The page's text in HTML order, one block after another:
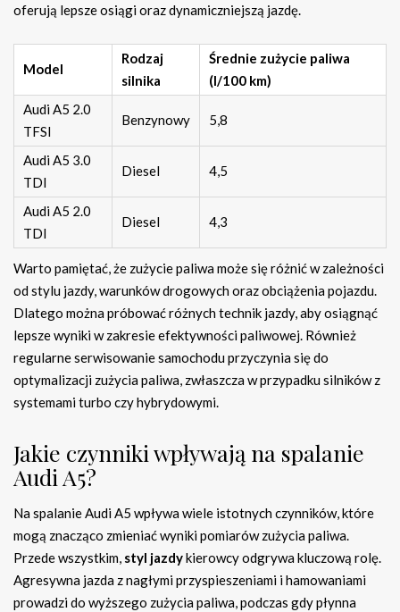
oferują lepsze osiągi oraz dynamiczniejszą jazdę.
Model
Rodzaj
silnika
Średnie zużycie paliwa
(l/100 km)
Audi A5 2.0
TFSI
Benzynowy 5,8
Audi A5 3.0
TDI
Diesel 4,5
Audi A5 2.0
TDI
Diesel 4,3
Warto pamiętać, że zużycie paliwa może się różnić w zależności
od stylu jazdy, warunków drogowych oraz obciążenia pojazdu.
Dlatego można próbować różnych technik jazdy, aby osiągnąć
lepsze wyniki w zakresie efektywności paliwowej. Również
regularne serwisowanie samochodu przyczynia się do
optymalizacji zużycia paliwa, zwłaszcza w przypadku silników z
systemami turbo czy hybrydowymi.
Jakie czynniki wpływają na spalanie
Audi A5?
Na spalanie Audi A5 wpływa wiele istotnych czynników, które
mogą znacząco zmieniać wyniki pomiarów zużycia paliwa.
Przede wszystkim, styl jazdykierowcy odgrywa kluczową rolę.
Agresywna jazda z nagłymi przyspieszeniami i hamowaniami
prowadzi do wyższego zużycia paliwa, podczas gdy płynna